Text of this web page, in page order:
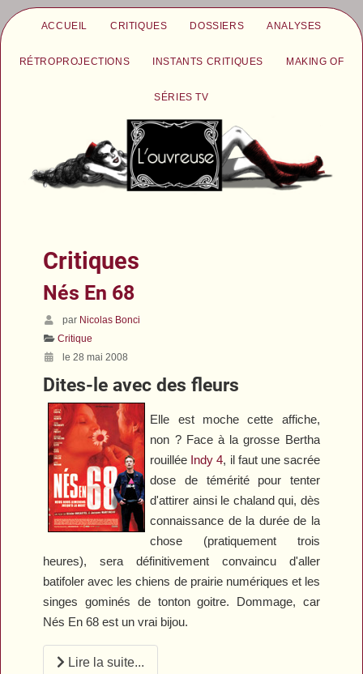
ACCUEIL CRITIQUES DOSSIERS ANALYSES
RÉTROPROJECTIONS INSTANTS CRITIQUES MAKING OF
SÉRIES TV
Critiques
Nés En 68
par Nicolas Bonci
Critique
le 28 mai 2008
Dites-le avec des fleurs
Elle est moche cette affiche,
non ? Face à la grosse Bertha
rouillée Indy 4, il faut une sacrée
dose de témérité pour tenter
d'attirer ainsi le chaland qui, dès
connaissance de la durée de la
chose (pratiquement trois
heures), sera définitivement convaincu d'aller
batifoler avec les chiens de prairie numériques et les
singes gominés de tonton goitre. Dommage, car
Nés En 68 est un vrai bijou.
Lire la suite...